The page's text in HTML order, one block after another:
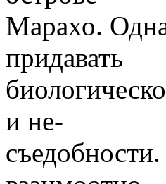
Марахо.
придавать
и не-